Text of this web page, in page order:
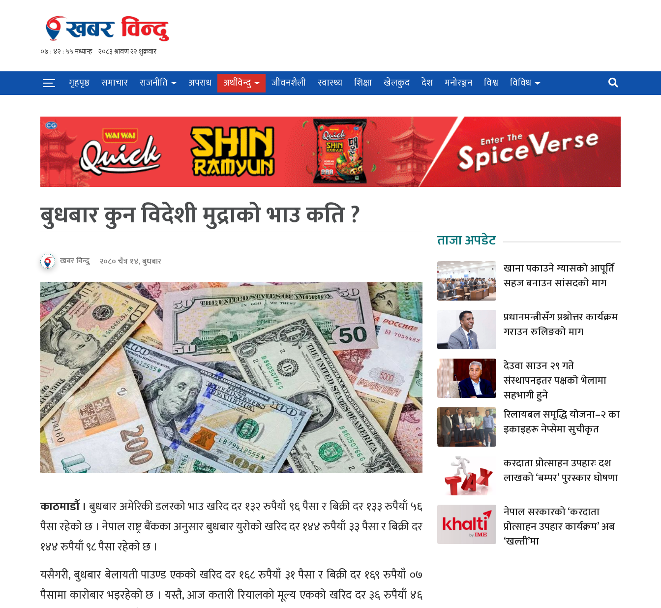
गृहपृष्ठ समाचार राजनीति अपराध अर्थविन्दु जीवनशैली स्वास्थ्य शिक्षा खेलकुद देश मनोरञ्जन विश्व विविध
बुधबार कुन विदेशी मुद्राको भाउ कति ?
खबर विन्दु २०८० चैत्र १४, बुधबार
काठमाडौँ । बुधबार अमेरिकी डलरको भाउ खरिद दर १३२ रुपैयाँ ९६ पैसा र बिक्री दर १३३ रुपैयाँ ५६
पैसा रहेको छ । नेपाल राष्ट्र बैंकका अनुसार बुधबार युरोको खरिद दर १४४ रुपैयाँ ३३ पैसा र बिक्री दर
१४४ रुपैयाँ ९८ पैसा रहेको छ ।
यसैगरी, बुधबार बेलायती पाउण्ड एकको खरिद दर १६८ रुपैयाँ ३१ पैसा र बिक्री दर १६९ रुपैयाँ ०७
पैसामा कारोबार भइरहेको छ । यस्तै, आज कतारी रियालको मूल्य एकको खरिद दर ३६ रुपैयाँ ४६
ताजा अपडेट
खाना पकाउने ग्यासको आपूर्ति
सहज बनाउन सांसदको माग
प्रधानमन्त्रीसँग प्रश्नोत्तर कार्यक्रम
गराउन रुलिङको माग
देउवा साउन २९ गते
संस्थापनइतर पक्षको भेलामा
सहभागी हुने
रिलायबल समृद्धि योजना–२ का
इकाइहरू नेप्सेमा सुचीकृत
करदाता प्रोत्साहन उपहारः दश
लाखको ‘बम्पर’ पुरस्कार घोषणा
नेपाल सरकारको ‘करदाता
प्रोत्साहन उपहार कार्यक्रम’ अब
‘खल्ती’मा